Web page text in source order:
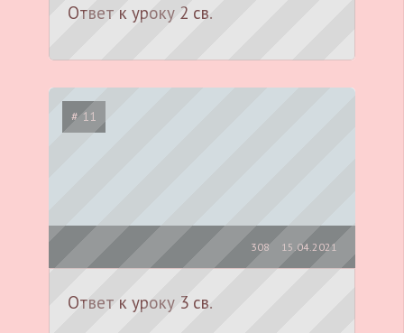
Ответ к уроку 2 св.
# 11
15.04.2021
308
Ответ к уроку 3 св.